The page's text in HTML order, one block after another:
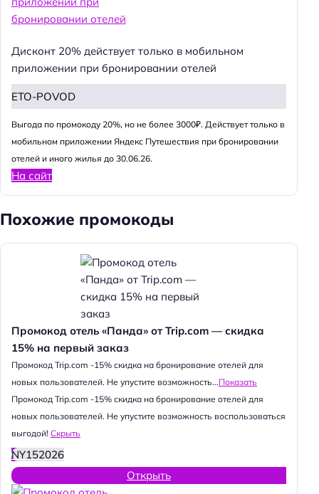
Дисконт 20% действует только в мобильном
приложении при бронировании отелей
ETO-POVOD
Выгода по промокоду 20%, но не более 3000₽. Действует только в
мобильном приложении Яндекс Путешествия при бронировании
отелей и иного жилья до 30.06.26.
На сайт
Похожие промокоды
Промокод отель «Панда» от Trip.com — скидка
15% на первый заказ
Промокод Trip.com -15% скидка на бронирование отелей для
новых пользователей. Не упустите возможность...Показать
Промокод Trip.com -15% скидка на бронирование отелей для
новых пользователей. Не упустите возможность воспользоваться
выгодой! Скрыть
NY152026
Открыть